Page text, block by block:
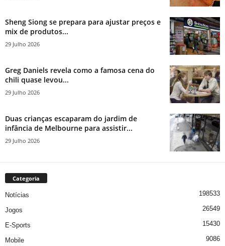
Sheng Siong se prepara para ajustar preços e
mix de produtos...
29 Julho 2026
Greg Daniels revela como a famosa cena do
chili quase levou...
29 Julho 2026
Duas crianças escaparam do jardim de
infância de Melbourne para assistir...
29 Julho 2026
Categoria
Notícias 198533
Jogos 26549
E-Sports 15430
Mobile 9086